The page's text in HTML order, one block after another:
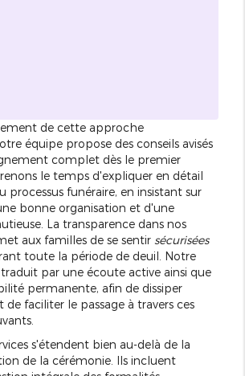
de cette approche
équipe propose des conseils avisés
complet dès le premier
le temps d'expliquer en détail
processus funéraire, en insistant sur
bonne organisation et d'une
La transparence dans nos
aux familles de se sentir sécurisées
toute la période de deuil. Notre
par une écoute active ainsi que
permanente, afin de dissiper
faciliter le passage à travers ces
s'étendent bien au-delà de la
de la cérémonie. Ils incluent